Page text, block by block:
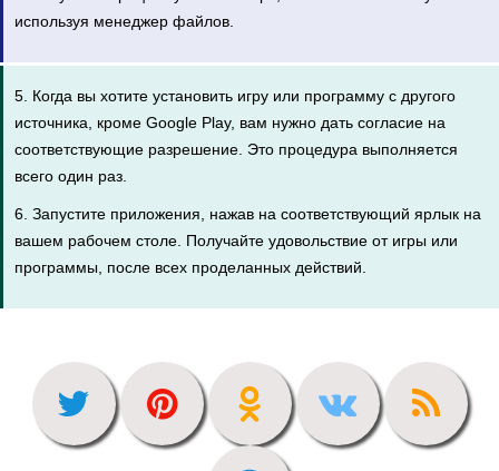
используя менеджер файлов.
5. Когда вы хотите установить игру или программу с другого
источника, кроме Google Play, вам нужно дать согласие на
соответствующие разрешение. Это процедура выполняется
всего один раз.
6. Запустите приложения, нажав на соответствующий ярлык на
вашем рабочем столе. Получайте удовольствие от игры или
программы, после всех проделанных действий.